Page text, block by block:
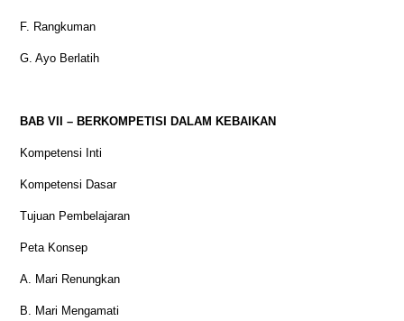
F. Rangkuman
G. Ayo Berlatih
BAB VII – BERKOMPETISI DALAM KEBAIKAN
Kompetensi Inti
Kompetensi Dasar
Tujuan Pembelajaran
Peta Konsep
A. Mari Renungkan
B. Mari Mengamati